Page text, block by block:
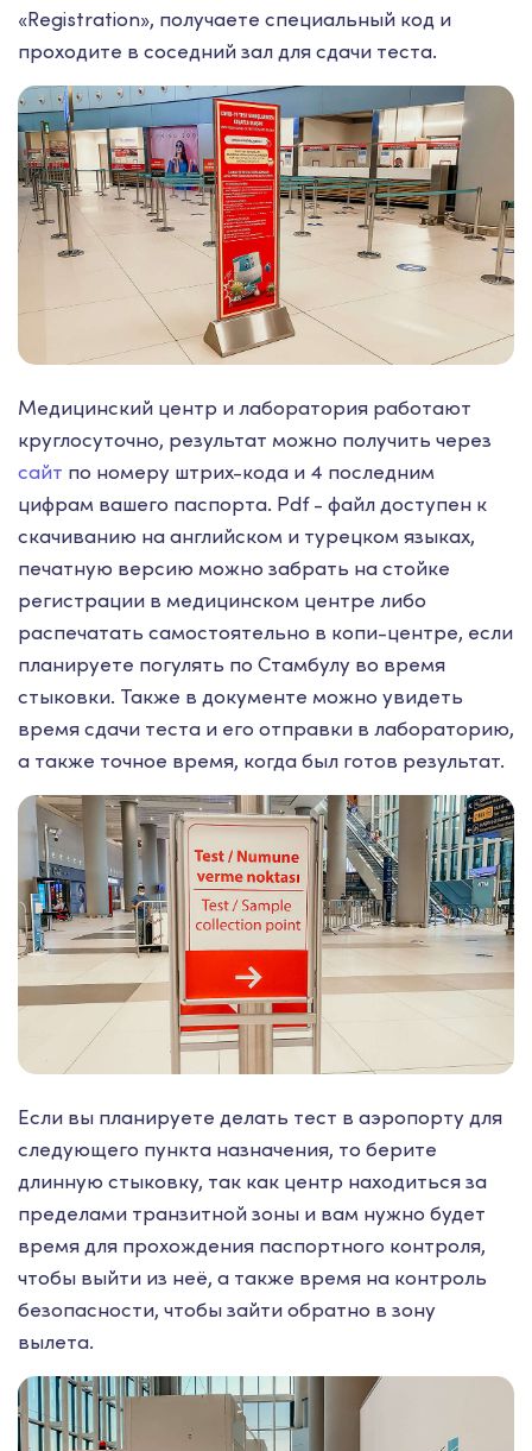
«Registration», получаете специальный код и
проходите в соседний зал для сдачи теста.
Медицинский центр и лаборатория работают
круглосуточно, результат можно получить через
сайт по номеру штрих-кода и 4 последним
цифрам вашего паспорта. Pdf - файл доступен к
скачиванию на английском и турецком языках,
печатную версию можно забрать на стойке
регистрации в медицинском центре либо
распечатать самостоятельно в копи-центре, если
планируете погулять по Стамбулу во время
стыковки. Также в документе можно увидеть
время сдачи теста и его отправки в лабораторию,
а также точное время, когда был готов результат.
Если вы планируете делать тест в аэропорту для
следующего пункта назначения, то берите
длинную стыковку, так как центр находиться за
пределами транзитной зоны и вам нужно будет
время для прохождения паспортного контроля,
чтобы выйти из неё, а также время на контроль
безопасности, чтобы зайти обратно в зону
вылета.